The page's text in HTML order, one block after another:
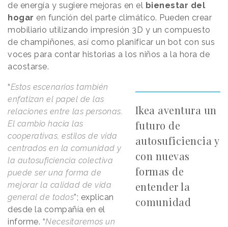
de energía y sugiere mejoras en el bienestar del
hogar en función del parte climático. Pueden crear
mobiliario utilizando impresión 3D y un compuesto
de champiñones, así como planificar un bot con sus
voces para contar historias a los niños a la hora de
acostarse.
Ikea aventura un
futuro de
autosuficiencia y
con nuevas
formas de
entender la
comunidad
“Estos escenarios también
enfatizan el papel de las
relaciones entre las personas.
El cambio hacia las
cooperativas, estilos de vida
centrados en la comunidad y
la autosuficiencia colectiva
puede ser una forma de
mejorar la calidad de vida
general de todos”; explican
desde la compañía en el
informe. “Necesitaremos un